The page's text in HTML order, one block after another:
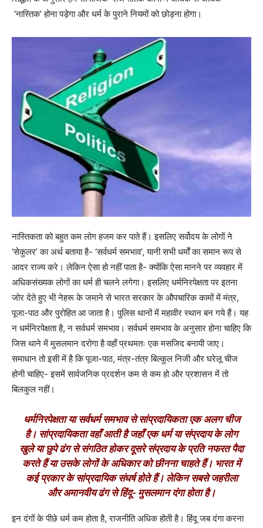
‘नास्तिक’होना पड़ेगा और धर्म के पुराने नियमों को छोड़ना होगा।
नास्तिकता को बहुत कम लोग हजम कर पाते हैं। इसलिए सर्वोदय के लोगों ने
‘सेकुलर’का अर्थ बताया है- ‘सर्वधर्म समभाव’, यानी सभी धर्मों का समान रूप से
आदर राज्य करे। लेकिन ऐसा हो नहीं पाता है- क्योंकि ऐसा मानने पर व्यवहार में
अधिकसंख्यक लोगों का धर्म ही चलने लगेगा। इसलिए धर्मनिरपेक्षता पर इतना
जोर देते हुए भी नेहरू के जमाने से भारत सरकार के औपचारिक कामों में मंत्र,
पूजा-पाठ और पुरोहित आ जाता है। पुलिस थानों में महावीर स्थान बन गये हैं। यह
न धर्मनिरपेक्षता है, न सर्वधर्म समभाव। सर्वधर्म समभाव के अनुसार होना चाहिए कि
जिस थाने में मुसलमान दरोगा है वहाँ प्रथमतः एक मसजिद बनायी जाए।
समाधान तो इसी में है कि पूजा-पाठ, मंत्र-तंत्र बिल्कुल निजी और घरेलू चीज
होनी चाहिए- इसमें सार्वजनिक प्रदर्शन कम से कम हो और प्रशासन में तो
बिलकुल नहीं।
धर्मनिरपेक्षता या सर्वधर्म समभाव से सांप्रदायिकता एक अलग चीज
है। सांप्रदायिकता वहाँ आती है जहाँ एक धर्म या संप्रदाय के लोग
खुले या छुपे ढंग से संगठित होकर दूसरे संप्रदाय के प्रति नफरत पैदा
करते हैं या उसके लोगों के अधिकार को छीनना चाहते हैं। भारत में
कई प्रकार के सांप्रदायिक संघर्ष होते हैं। लेकिन सबसे जहरीला
और अमानवीय ढंग से हिंदू- मुसलमान दंगा होता है।
इन दंगों के पीछे धर्म कम होता है, राजनीति अधिक होती है। हिंदू जब दंगा करना